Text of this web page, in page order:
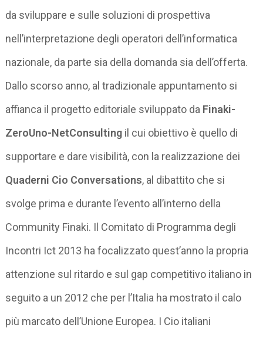
da sviluppare e sulle soluzioni di prospettiva
nell’interpretazione degli operatori dell’informatica
nazionale, da parte sia della domanda sia dell’offerta.
Dallo scorso anno, al tradizionale appuntamento si
affianca il progetto editoriale sviluppato da Finaki-
ZeroUno-NetConsulting il cui obiettivo è quello di
supportare e dare visibilità, con la realizzazione dei
Quaderni Cio Conversations, al dibattito che si
svolge prima e durante l’evento all’interno della
Community Finaki. Il Comitato di Programma degli
Incontri Ict 2013 ha focalizzato quest’anno la propria
attenzione sul ritardo e sul gap competitivo italiano in
seguito a un 2012 che per l’Italia ha mostrato il calo
più marcato dell’Unione Europea. I Cio italiani